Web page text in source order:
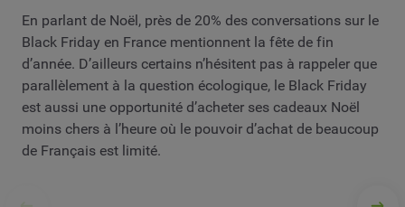
En parlant de Noël, près de 20% des conversations sur le
Black Friday en France mentionnent la fête de fin
d’année. D’ailleurs certains n’hésitent pas à rappeler que
parallèlement à la question écologique, le Black Friday
est aussi une opportunité d’acheter ses cadeaux Noël
moins chers à l’heure où le pouvoir d’achat de beaucoup
de Français est limité.